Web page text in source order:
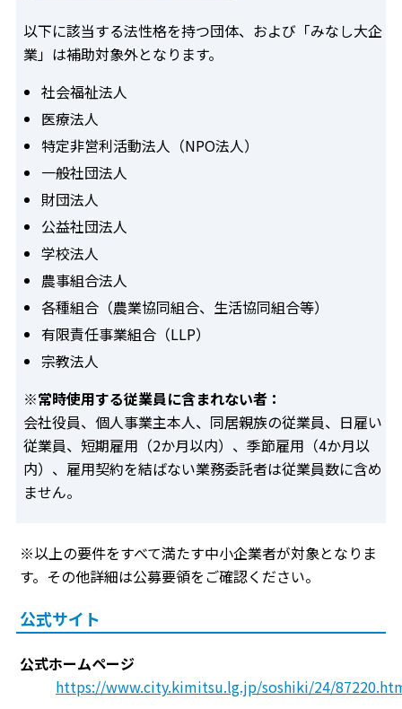
以下に該当する法性格を持つ団体、および「みなし大企
業」は補助対象外となります。
社会福祉法人
医療法人
特定非営利活動法人（NPO法人）
一般社団法人
財団法人
公益社団法人
学校法人
農事組合法人
各種組合（農業協同組合、生活協同組合等）
有限責任事業組合（LLP）
宗教法人
※常時使用する従業員に含まれない者：
会社役員、個人事業主本人、同居親族の従業員、日雇い
従業員、短期雇用（2か月以内）、季節雇用（4か月以
内）、雇用契約を結ばない業務委託者は従業員数に含め
ません。
※以上の要件をすべて満たす中小企業者が対象となりま
す。その他詳細は公募要領をご確認ください。
公式サイト
公式ホームページ
https://www.city.kimitsu.lg.jp/soshiki/24/